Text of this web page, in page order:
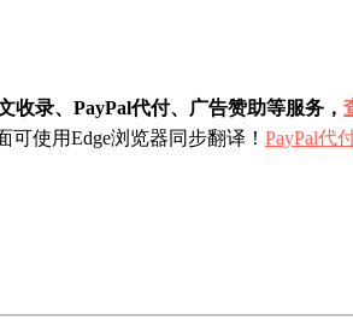
收录、PayPal代付、广告赞助等服务，
使用Edge浏览器同步翻译！ PayPal代